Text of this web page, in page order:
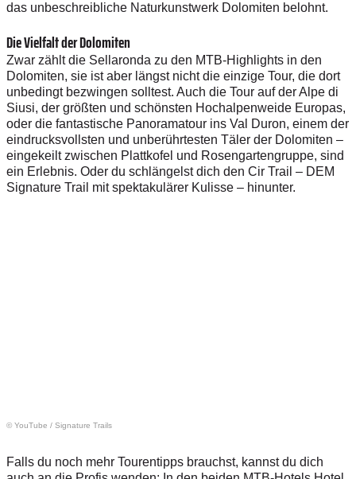
das unbeschreibliche Naturkunstwerk Dolomiten belohnt.
Die Vielfalt der Dolomiten
Zwar zählt die Sellaronda zu den MTB-Highlights in den
Dolomiten, sie ist aber längst nicht die einzige Tour, die dort
unbedingt bezwingen solltest. Auch die Tour auf der Alpe di
Siusi, der größten und schönsten Hochalpenweide Europas,
oder die fantastische Panoramatour ins Val Duron, einem der
eindrucksvollsten und unberührtesten Täler der Dolomiten –
eingekeilt zwischen Plattkofel und Rosengartengruppe, sind
ein Erlebnis. Oder du schlängelst dich den Cir Trail – DEM
Signature Trail mit spektakulärer Kulisse – hinunter.
© YouTube / Signature Trails
Falls du noch mehr Tourentipps brauchst, kannst du dich